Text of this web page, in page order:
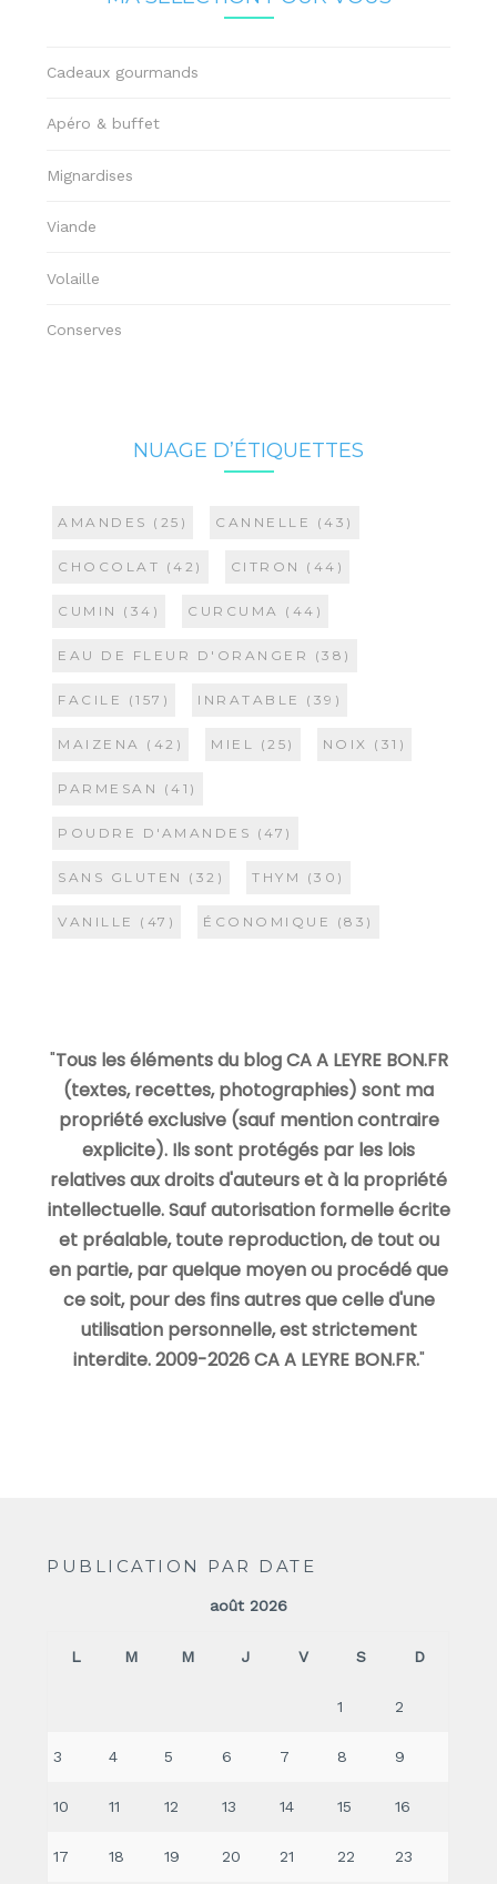
Cadeaux gourmands
Apéro & buffet
Mignardises
Viande
Volaille
Conserves
NUAGE D’ÉTIQUETTES
AMANDES (25) CANNELLE (43)
CHOCOLAT (42) CITRON (44)
CUMIN (34) CURCUMA (44)
EAU DE FLEUR D'ORANGER (38)
FACILE (157) INRATABLE (39)
MAIZENA (42) MIEL (25) NOIX (31)
PARMESAN (41)
POUDRE D'AMANDES (47)
SANS GLUTEN (32) THYM (30)
VANILLE (47) ÉCONOMIQUE (83)
"Tous les éléments du blog CA A LEYRE BON.FR
(textes, recettes, photographies) sont ma
propriété exclusive (sauf mention contraire
explicite). Ils sont protégés par les lois
relatives aux droits d'auteurs et à la propriété
intellectuelle. Sauf autorisation formelle écrite
et préalable, toute reproduction, de tout ou
en partie, par quelque moyen ou procédé que
ce soit, pour des fins autres que celle d'une
utilisation personnelle, est strictement
interdite. 2009-2026 CA A LEYRE BON.FR."
PUBLICATION PAR DATE
août 2026
L M M J V S D
1 2
3 4 5 6 7 8 9
10 11 12 13 14 15 16
17 18 19 20 21 22 23